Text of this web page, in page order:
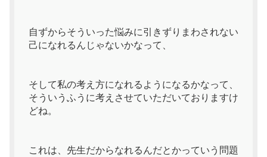
自ずからそういった悩みに引きずりまわされない
己になれるんじゃないかなって、
そして私の考え方になれるようになるかなって、
そういうふうに考えさせていただいておりますけ
どね。
これは、先生だからなれるんだとかっていう問題